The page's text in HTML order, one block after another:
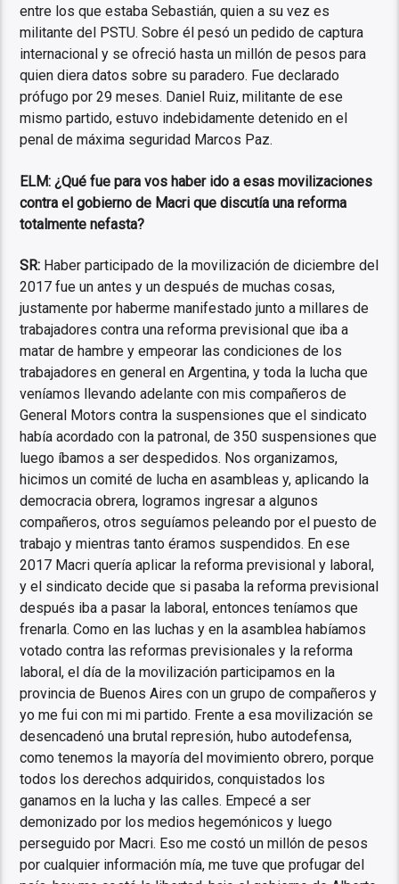
entre los que estaba Sebastián, quien a su vez es
militante del PSTU. Sobre él pesó un pedido de captura
internacional y se ofreció hasta un millón de pesos para
quien diera datos sobre su paradero. Fue declarado
prófugo por 29 meses. Daniel Ruiz, militante de ese
mismo partido, estuvo indebidamente detenido en el
penal de máxima seguridad Marcos Paz.
ELM: ¿Qué fue para vos haber ido a esas movilizaciones
contra el gobierno de Macri que discutía una reforma
totalmente nefasta?
SR: Haber participado de la movilización de diciembre del
2017 fue un antes y un después de muchas cosas,
justamente por haberme manifestado junto a millares de
trabajadores contra una reforma previsional que iba a
matar de hambre y empeorar las condiciones de los
trabajadores en general en Argentina, y toda la lucha que
veníamos llevando adelante con mis compañeros de
General Motors contra la suspensiones que el sindicato
había acordado con la patronal, de 350 suspensiones que
luego íbamos a ser despedidos. Nos organizamos,
hicimos un comité de lucha en asambleas y, aplicando la
democracia obrera, logramos ingresar a algunos
compañeros, otros seguíamos peleando por el puesto de
trabajo y mientras tanto éramos suspendidos. En ese
2017 Macri quería aplicar la reforma previsional y laboral,
y el sindicato decide que si pasaba la reforma previsional
después iba a pasar la laboral, entonces teníamos que
frenarla. Como en las luchas y en la asamblea habíamos
votado contra las reformas previsionales y la reforma
laboral, el día de la movilización participamos en la
provincia de Buenos Aires con un grupo de compañeros y
yo me fui con mi mi partido. Frente a esa movilización se
desencadenó una brutal represión, hubo autodefensa,
como tenemos la mayoría del movimiento obrero, porque
todos los derechos adquiridos, conquistados los
ganamos en la lucha y las calles. Empecé a ser
demonizado por los medios hegemónicos y luego
perseguido por Macri. Eso me costó un millón de pesos
por cualquier información mía, me tuve que profugar del